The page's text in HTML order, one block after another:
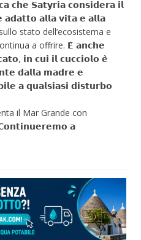
𝗰𝗵𝗲 𝗦𝗮𝘁𝘆𝗿𝗶𝗮 𝗰𝗼𝗻𝘀𝗶𝗱𝗲𝗿𝗮 𝗶𝗹
𝗮𝗹𝗹𝗮 𝘃𝗶𝘁𝗮 𝗲 𝗮𝗹𝗹𝗮
stato dell’ecosistema e
a offrire. 𝗘̀ 𝗮𝗻𝗰𝗵𝗲
𝗶𝗻 𝗰𝘂𝗶 𝗶𝗹 𝗰𝘂𝗰𝗰𝗶𝗼𝗹𝗼 𝗲̀
𝗱𝗮𝗹𝗹𝗮 𝗺𝗮𝗱𝗿𝗲 𝗲
𝗮 𝗾𝘂𝗮𝗹𝘀𝗶𝗮𝘀𝗶 𝗱𝗶𝘀𝘁𝘂𝗿𝗯𝗼
il Mar Grande con
𝗮